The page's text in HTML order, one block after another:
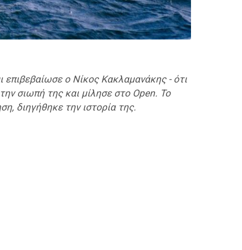
ο Νίκος Κακλαμανάκης - ότι
σιωπή της και μίλησε στο Open. Το
διηγήθηκε την ιστορία της.